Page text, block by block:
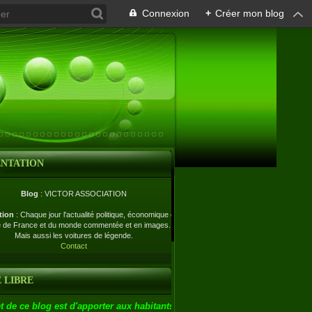
Connexion + Créer mon blog
Blog : VICTOR ASSOCIATION
: Chaque jour l'actualité politique, économique et
de France et du monde commentée et en images.
Mais aussi les voitures de légende.
Contact
LIBRE
de ce blog est d'apporter aux habitants